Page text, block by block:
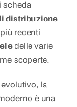
scheda
distribuzione
recenti
delle varie
scoperte.
la
è una